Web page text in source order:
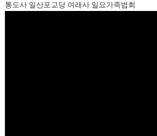
통도사 일산포교당 여래사 일요가족법회